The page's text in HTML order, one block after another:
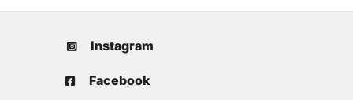
Instagram
Facebook